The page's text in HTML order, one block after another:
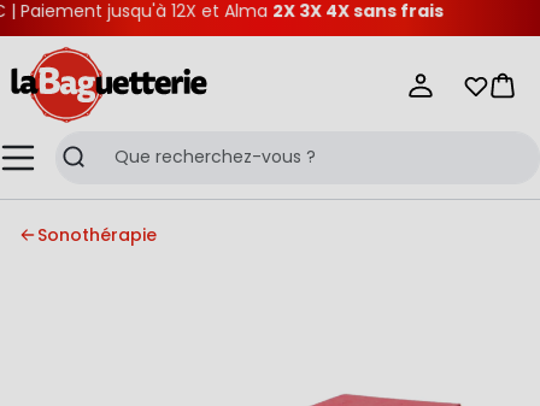
jusqu'à 12X et Alma2X 3X 4X sans frais
MenuRecherche
Mes
Sonothérapie